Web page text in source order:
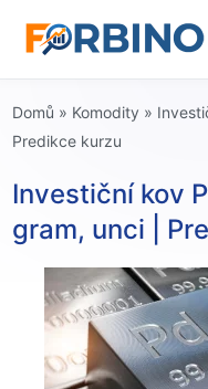
Domů » Komodity »
Predikce kurzu
Investiční kov
gram, unci |